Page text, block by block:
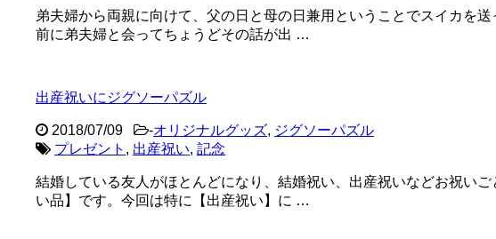
弟夫婦から両親に向けて、父の日と母の日兼用ということでスイカを
前に弟夫婦と会ってちょうどその話が出 …
出産祝いにジグソーパズル
2018/07/09 -オリジナルグッズ, ジグソーパズル
プレゼント , 出産祝い, 記念
結婚している友人がほとんどになり、結婚祝い、出産祝いなどお祝い
い品】です。今回は特に【出産祝い】に …